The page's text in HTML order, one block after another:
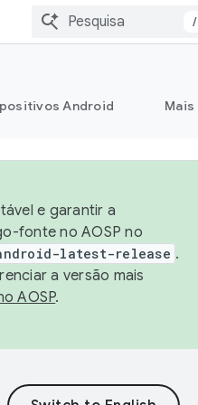
/
Android Mais
e garantir a
fonte no AOSP no
latest-release .
a versão mais
AOSP.